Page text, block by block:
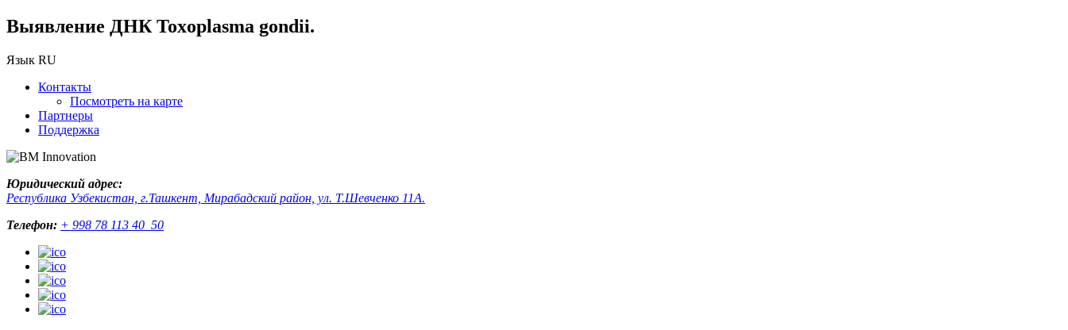
Выявление ДНК Toxoplasma gondii.
Язык RU
Контакты
Посмотреть на карте
Партнеры
Поддержка
Юридический адрес:
Республика Узбекистан, г.Ташкент, Мирабадский район, ул. Т.Шевченко 11А.
Телефон: + 998 78 113 40 50